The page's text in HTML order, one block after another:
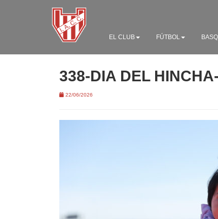
EL CLUB FÚTBOL
338-DIA DEL
22/06/2026